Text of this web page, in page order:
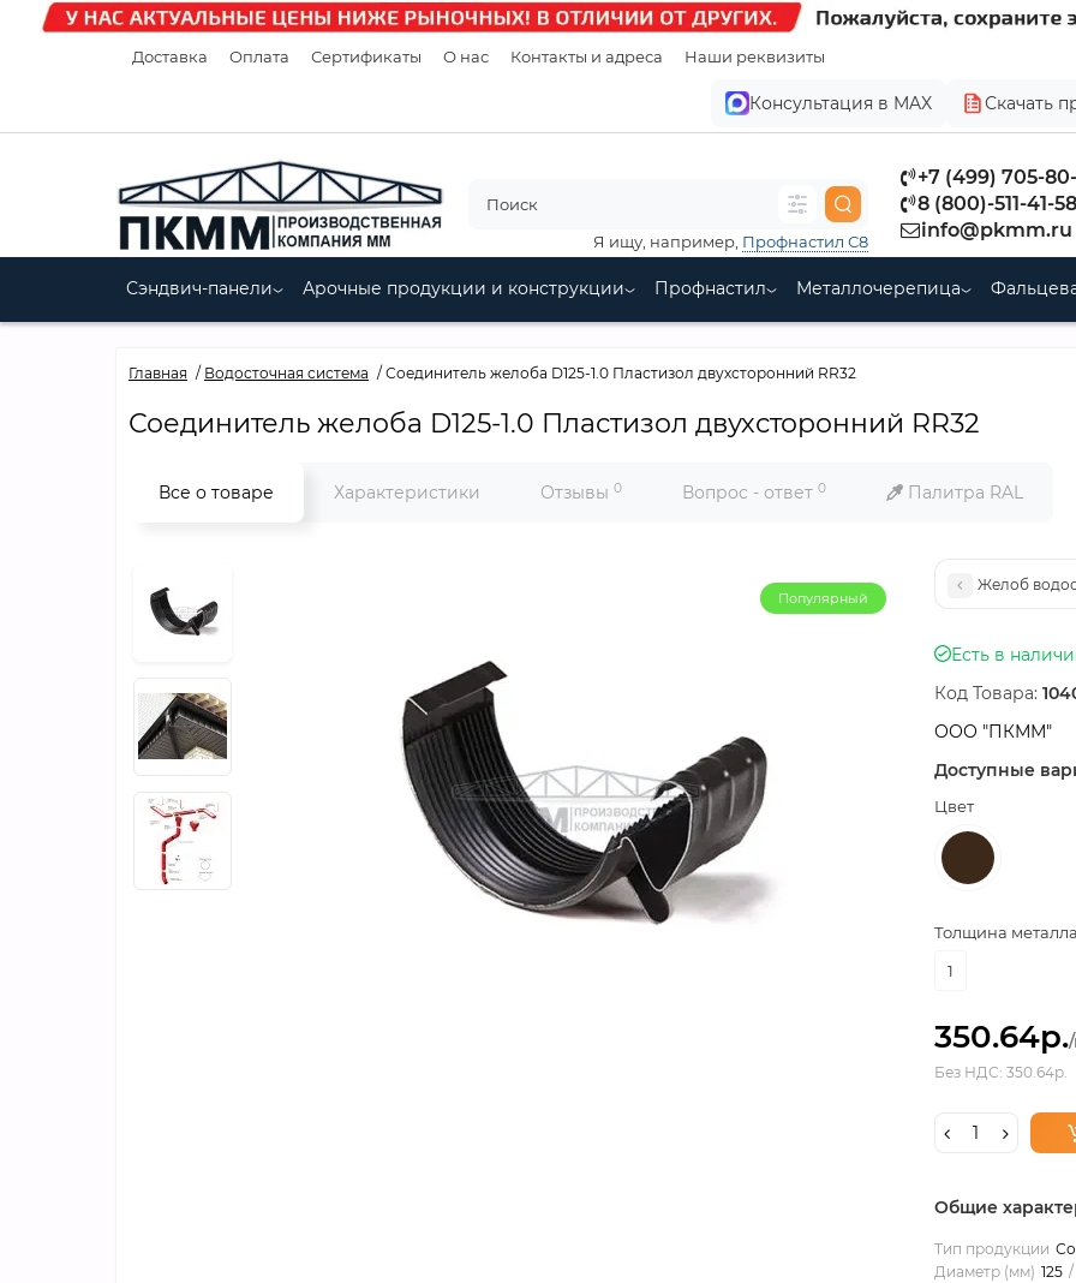
Доставка Оплата Сертификаты О нас Контакты и адреса Наши реквизиты
Консультация в MAX Скачать
+7 (499) 705-
8 (800)-511-41-58
info@pkmm.ru
Я ищу, например, Профнастил С8
Сэндвич-панели Арочные продукции и конструкции Профнастил Металлочерепица
Главная Водосточная система Соединитель желоба D125-1.0 Пластизол двухсторонний RR32
Соединитель желоба D125-1.0 Пластизол двухсторонний RR32
Все о товаре Характеристики Отзывы 0 Вопрос - ответ 0 Палитра RAL
Популярный
Желоб
Есть в
Код Товара:
ООО "ПКММ"
Доступные
Цвет
Толщина
1
350.64р.
Без НДС: 350.64р.
Общие
Тип продукции
Диаметр (мм) 125